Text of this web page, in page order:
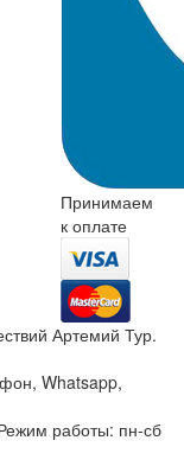
Принимаем
к оплате
Артемий Тур.
Whatsapp,
работы: пн-сб